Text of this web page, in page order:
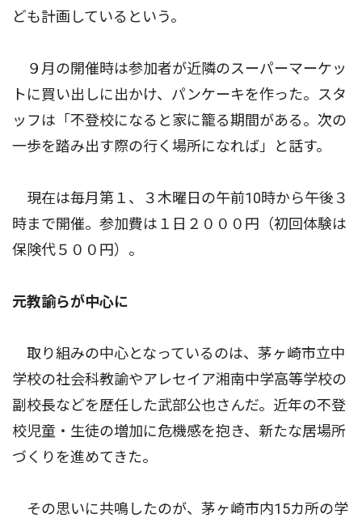
ども計画しているという。
９月の開催時は参加者が近隣のスーパーマーケッ
トに買い出しに出かけ、パンケーキを作った。スタ
ッフは「不登校になると家に籠る期間がある。次の
一歩を踏み出す際の行く場所になれば」と話す。
現在は毎月第１、３木曜日の午前10時から午後３
時まで開催。参加費は１日２０００円（初回体験は
保険代５００円）。
元教諭らが中心に
取り組みの中心となっているのは、茅ヶ崎市立中
学校の社会科教諭やアレセイア湘南中学高等学校の
副校長などを歴任した武部公也さんだ。近年の不登
校児童・生徒の増加に危機感を抱き、新たな居場所
づくりを進めてきた。
その思いに共鳴したのが、茅ヶ崎市内15カ所の学